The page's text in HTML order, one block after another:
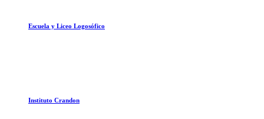
Escuela y Liceo Logosófico
Instituto Crandon